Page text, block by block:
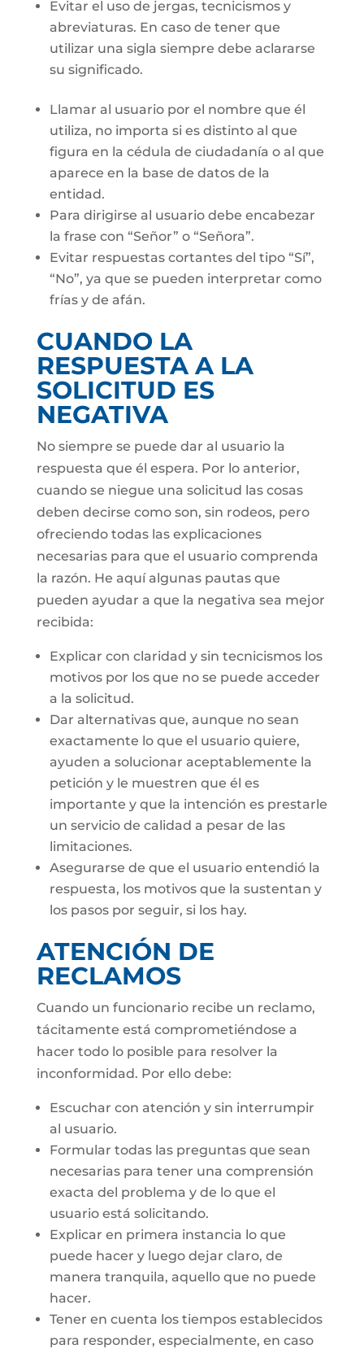
Evitar el uso de jergas, tecnicismos y
abreviaturas. En caso de tener que
utilizar una sigla siempre debe aclararse
su significado.
Llamar al usuario por el nombre que él
utiliza, no importa si es distinto al que
figura en la cédula de ciudadanía o al que
aparece en la base de datos de la
entidad.
Para dirigirse al usuario debe encabezar
la frase con “Señor” o “Señora”.
Evitar respuestas cortantes del tipo “Sí”,
“No”, ya que se pueden interpretar como
frías y de afán.
CUANDO LA
RESPUESTA A LA
SOLICITUD ES
NEGATIVA
No siempre se puede dar al usuario la
respuesta que él espera. Por lo anterior,
cuando se niegue una solicitud las cosas
deben decirse como son, sin rodeos, pero
ofreciendo todas las explicaciones
necesarias para que el usuario comprenda
la razón. He aquí algunas pautas que
pueden ayudar a que la negativa sea mejor
recibida:
Explicar con claridad y sin tecnicismos los
motivos por los que no se puede acceder
a la solicitud.
Dar alternativas que, aunque no sean
exactamente lo que el usuario quiere,
ayuden a solucionar aceptablemente la
petición y le muestren que él es
importante y que la intención es prestarle
un servicio de calidad a pesar de las
limitaciones.
Asegurarse de que el usuario entendió la
respuesta, los motivos que la sustentan y
los pasos por seguir, si los hay.
ATENCIÓN DE
RECLAMOS
Cuando un funcionario recibe un reclamo,
tácitamente está comprometiéndose a
hacer todo lo posible para resolver la
inconformidad. Por ello debe:
Escuchar con atención y sin interrumpir
al usuario.
Formular todas las preguntas que sean
necesarias para tener una comprensión
exacta del problema y de lo que el
usuario está solicitando.
Explicar en primera instancia lo que
puede hacer y luego dejar claro, de
manera tranquila, aquello que no puede
hacer.
Tener en cuenta los tiempos establecidos
para responder, especialmente, en caso